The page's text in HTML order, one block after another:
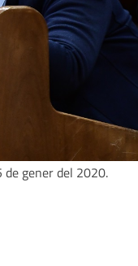
de gener del 2020.